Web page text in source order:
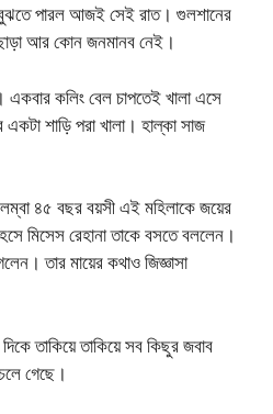
বুঝতে পারল আজই সেই রাত। গুলশানের
ছাড়া আর কোন জনমানব নেই।
কলিং বেল চাপতেই খালা এসে
শাড়ি পরা খালা। হাল্কা সাজ
৪৫ বছর বয়সী এই মহিলাকে জয়ের
মিসেস রেহানা তাকে বসতে বললেন।
তার মায়ের কথাও জিজ্ঞাসা
তাকিয়ে তাকিয়ে সব কিছুর জবাব
গেছে।